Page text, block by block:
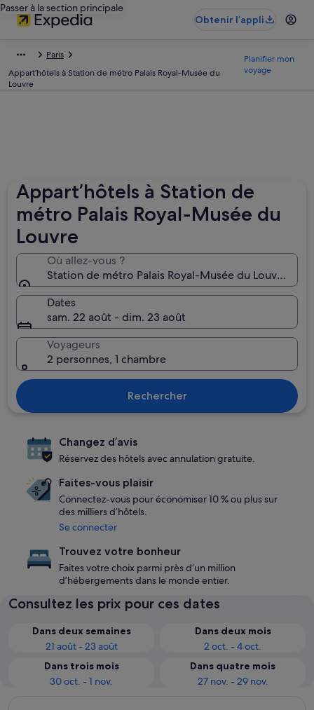
Passer à la section principale
Obtenir l’appli
Paris
Appart’hôtels à Station de métro Palais Royal-Musée du
Louvre
Planifier mon
voyage
Appart’hôtels à Station de
métro Palais Royal-Musée du
Louvre
Où allez-vous ?
Station de métro Palais Royal-Musée du Louvre,
Dates
sam. 22 août - dim. 23 août
Voyageurs
2 personnes, 1 chambre
Rechercher
Changez d’avis
Réservez des hôtels avec annulation gratuite.
Faites-vous plaisir
Connectez-vous pour économiser 10 % ou plus sur
des milliers d’hôtels.
Se connecter
Trouvez votre bonheur
Faites votre choix parmi près d’un million
d’hébergements dans le monde entier.
Consultez les prix pour ces dates
Dans deux semaines
21 août - 23 août
Dans deux mois
2 oct. - 4 oct.
Dans trois mois
30 oct. - 1 nov.
Dans quatre mois
27 nov. - 29 nov.